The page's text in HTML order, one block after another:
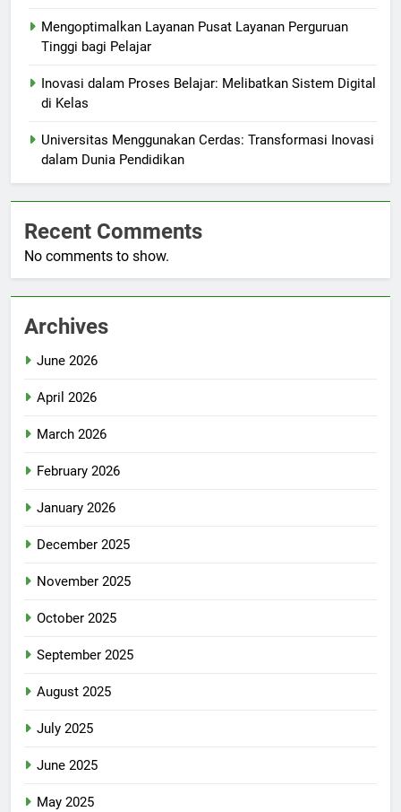
Mengoptimalkan Layanan Pusat Layanan Perguruan
Tinggi bagi Pelajar
Inovasi dalam Proses Belajar: Melibatkan Sistem Digital
di Kelas
Universitas Menggunakan Cerdas: Transformasi Inovasi
dalam Dunia Pendidikan
Recent Comments
No comments to show.
Archives
June 2026
April 2026
March 2026
February 2026
January 2026
December 2025
November 2025
October 2025
September 2025
August 2025
July 2025
June 2025
May 2025